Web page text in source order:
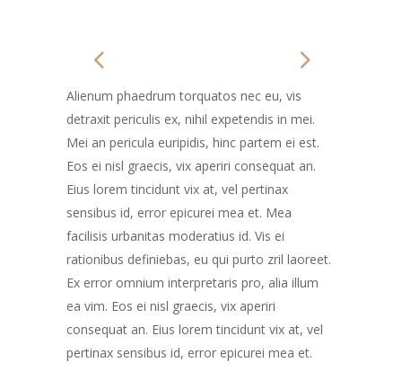
Alienum phaedrum torquatos nec eu, vis
detraxit periculis ex, nihil expetendis in mei.
Mei an pericula euripidis, hinc partem ei est.
Eos ei nisl graecis, vix aperiri consequat an.
Eius lorem tincidunt vix at, vel pertinax
sensibus id, error epicurei mea et. Mea
facilisis urbanitas moderatius id. Vis ei
rationibus definiebas, eu qui purto zril laoreet.
Ex error omnium interpretaris pro, alia illum
ea vim. Eos ei nisl graecis, vix aperiri
consequat an. Eius lorem tincidunt vix at, vel
pertinax sensibus id, error epicurei mea et.